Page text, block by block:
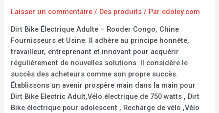
Laisser un commentaire / Des produits / Par edoley.com
Dirt Bike Électrique Adulte – Rooder Congo, Chine
Fournisseurs et Usine. Il adhère au principe honnête,
travailleur, entreprenant et innovant pour acquérir
régulièrement de nouvelles solutions. Il considère le
succès des acheteurs comme son propre succès.
Établissons un avenir prospère main dans la main pour
Dirt Bike Electric Adult,Vélo électrique de 750 watts , Dirt
Bike électrique pour adolescent , Recharge de vélo ,Vélo